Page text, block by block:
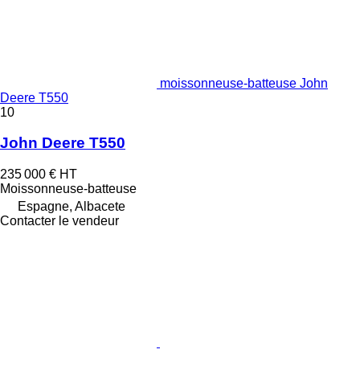
moissonneuse-batteuse John
Deere T550
10
John Deere T550
235 000 € HT
Moissonneuse-batteuse
Espagne, Albacete
Contacter le vendeur